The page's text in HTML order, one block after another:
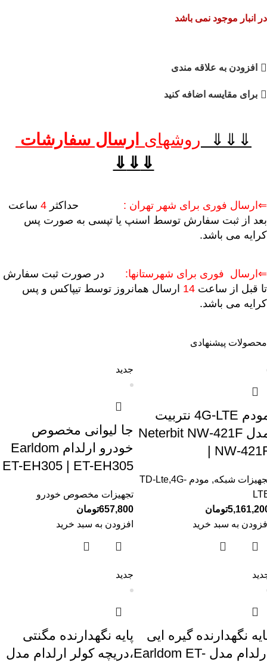
در انبار موجود نمی باشد
افزودن به علاقه مندی
برای مقایسه اضافه کنید
⇓⇓⇓ روشهای ارسال سفارشات
⇓
⇓
⇓
⇐ارسال فوری برای شهر تهران : حداکثر 4 ساعت
بعد از ثبت سفارش توسط اسنپ یا تپسی به صورت پس
کرایه می باشد.
⇐ارسال فوری برای شهرستانها: در صورت ثبت سفارش
تا قبل از ساعت 14 ارسال همانروز توسط تیپاکس و پس
کرایه می باشد.
محصولات پیشنهادی
مودم 4G-LTE نتربیت
مدل Neterbit NW-421F
| NW-
شبکه,
مودم TD-Lte,4G-
تومان
به سبد خرید
جدید
جا لیوانی مخصوص
خودرو ارلدام Earldom
ET-EH305 | ET-EH305
تجهیزات مخصوص خودرو
657,800تومان
افزودن به سبد خرید
نگهدارنده گیره ایی
ارلدام مدل Earldom ET-
جدید
پایه نگهدارنده مگنتی
،دریچه کولر ارلدام مدل